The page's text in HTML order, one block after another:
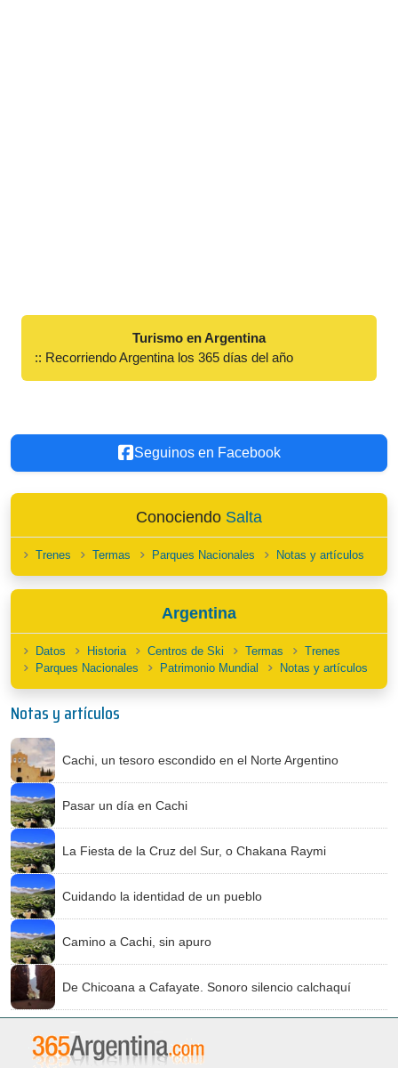
Turismo en Argentina
:: Recorriendo Argentina los 365 días del año
Seguinos en Facebook
Conociendo Salta
Trenes Termas Parques Nacionales Notas y artículos
Argentina
Datos Historia Centros de Ski Termas
Trenes
Parques Nacionales
Patrimonio Mundial Notas y artículos
Notas y artículos
Cachi, un tesoro escondido en el Norte Argentino
Pasar un día en Cachi
La Fiesta de la Cruz del Sur, o Chakana Raymi
Cuidando la identidad de un pueblo
Camino a Cachi, sin apuro
De Chicoana a Cafayate. Sonoro silencio calchaquí